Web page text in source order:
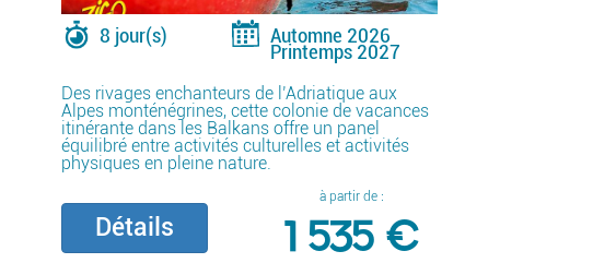
8 jour(s) Automne 2026
Printemps 2027
Des rivages enchanteurs de l’Adriatique aux
Alpes monténégrines, cette colonie de vacances
itinérante dans les Balkans offre un panel
équilibré entre activités culturelles et activités
physiques en pleine nature.
Détails
à partir de :
1 535 €